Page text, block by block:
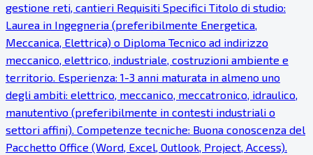
gestione reti, cantieri Requisiti Specifici Titolo di studio:
Laurea in Ingegneria (preferibilmente Energetica,
Meccanica, Elettrica) o Diploma Tecnico ad indirizzo
meccanico, elettrico, industriale, costruzioni ambiente e
territorio. Esperienza: 1-3 anni maturata in almeno uno
degli ambiti: elettrico, meccanico, meccatronico, idraulico,
manutentivo (preferibilmente in contesti industriali o
settori affini). Competenze tecniche: Buona conoscenza del
Pacchetto Office (Word, Excel, Outlook, Project, Access).